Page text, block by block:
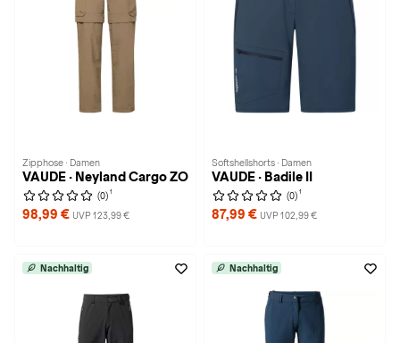
Zipphose · Damen
VAUDE · Neyland Cargo ZO
(0) 1
98,99 € UVP 123,99 €
Softshellshorts · Damen
VAUDE · Badile II
(0) 1
87,99 € UVP 102,99 €
Nachhaltig Nachhaltig